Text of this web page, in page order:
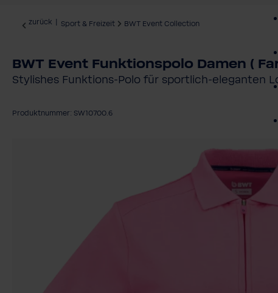
zurück Sport & Freizeit BWT Event Collection
BWT Event Funktionspolo Damen (
Stylishes Funktions-Polo für sportlich-eleganten
Produktnummer: SW10700.6